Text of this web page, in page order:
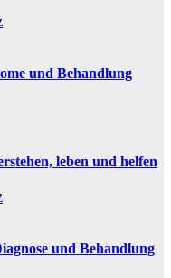
und Behandlung
leben und helfen
und Behandlung